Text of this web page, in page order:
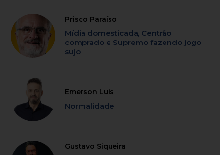
Prisco Paraíso
Mídia domesticada, Centrão
comprado e Supremo fazendo jogo
sujo
Emerson Luis
Normalidade
Gustavo Siqueira